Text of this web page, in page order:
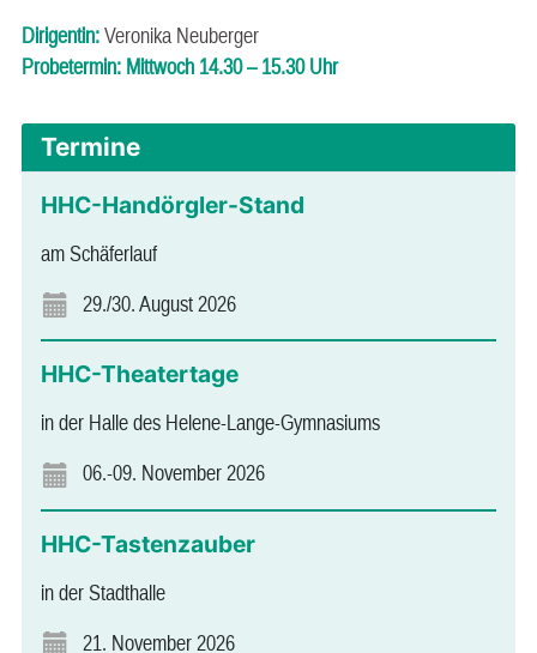
Dirigentin:Veronika Neuberger
Probetermin: Mittwoch 14.30 – 15.30 Uhr
Termine
HHC-Handörgler-Stand
am Schäferlauf
29./30. August 2026
HHC-Theatertage
in der Halle des Helene-Lange-Gymnasiums
06.-09. November 2026
HHC-Tastenzauber
in der Stadthalle
21. November 2026